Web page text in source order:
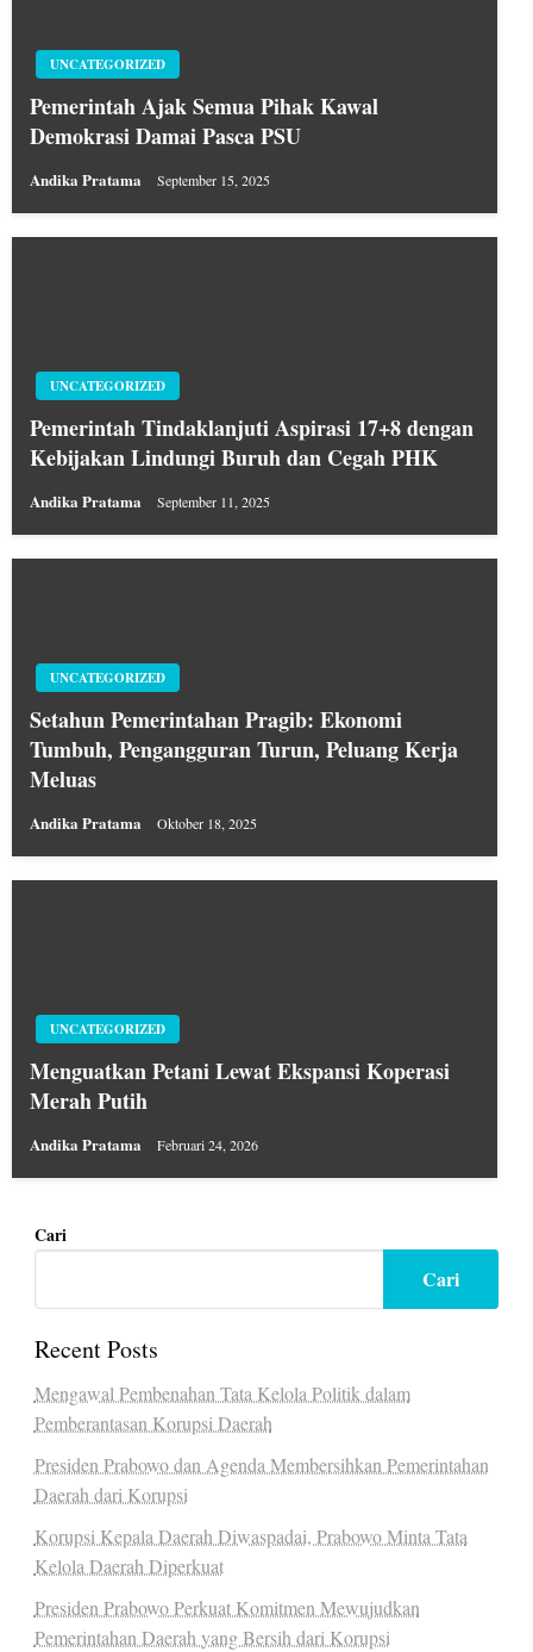
UNCATEGORIZED
Pemerintah Ajak Semua Pihak Kawal
Demokrasi Damai Pasca PSU
Andika Pratama September 15, 2025
UNCATEGORIZED
Pemerintah Tindaklanjuti Aspirasi 17+8 dengan
Kebijakan Lindungi Buruh dan Cegah PHK
Andika Pratama September 11, 2025
UNCATEGORIZED
Setahun Pemerintahan Pragib: Ekonomi
Tumbuh, Pengangguran Turun, Peluang Kerja
Meluas
Andika Pratama Oktober 18, 2025
UNCATEGORIZED
Menguatkan Petani Lewat Ekspansi Koperasi
Merah Putih
Andika Pratama Februari 24, 2026
Cari
Cari
Recent Posts
Mengawal Pembenahan Tata Kelola Politik dalam
Pemberantasan Korupsi Daerah
Presiden Prabowo dan Agenda Membersihkan Pemerintahan
Daerah dari Korupsi
Korupsi Kepala Daerah Diwaspadai, Prabowo Minta Tata
Kelola Daerah Diperkuat
Presiden Prabowo Perkuat Komitmen Mewujudkan
Pemerintahan Daerah yang Bersih dari Korupsi